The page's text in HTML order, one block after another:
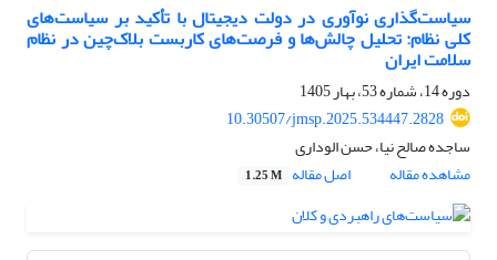
سیاست‌گذاری نوآوری در دولت دیجیتال با تأکید بر سیاست‌های
کلی نظام: تحلیل چالش‌ها و فرصت‌های کاربست بلاک‌چین در نظام
سلامت ایران
دوره 14، شماره 53، بهار 1405
10.30507/jmsp.2025.534447.2828
ساجده صالح نیا، حسن الوداری
مشاهده مقاله
اصل مقاله 1.25 M